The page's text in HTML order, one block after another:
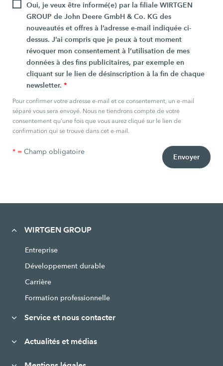
Oui, je veux être informé(e) par la filiale WIRTGEN
GROUP de John Deere GmbH & Co. KG des
nouveautés et offres à l’adresse e-mail indiquée ci-
dessus. J’ai compris que je peux à tout moment
révoquer mon consentement à l’utilisation de mes
données à des fins publicitaires, par exemple en
cliquant sur le lien de désinscription à la fin de chaque
newsletter.*
Pour confirmer votre adresse e-mail et ce consentement, un e-mail
séparé vous sera envoyé. Nous ne tiendrons compte de votre
consentement qu’une fois que vous aurez cliqué sur le lien de
confirmation qui se trouve dans cet e-mail.
* =Champ obligatoire
Envoyer
WIRTGEN GROUP
Entreprise
Développement durable
Carrière
Formation professionnelle
Service et nous contacter
Actualités et médias